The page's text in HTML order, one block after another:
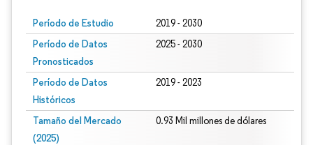
Período de Estudio 2019 - 2030
Período de Datos
Pronosticados
2025 - 2030
Período de Datos
Históricos
2019 - 2023
Tamaño del Mercado
(2025)
0.93 Mil millones de dólares